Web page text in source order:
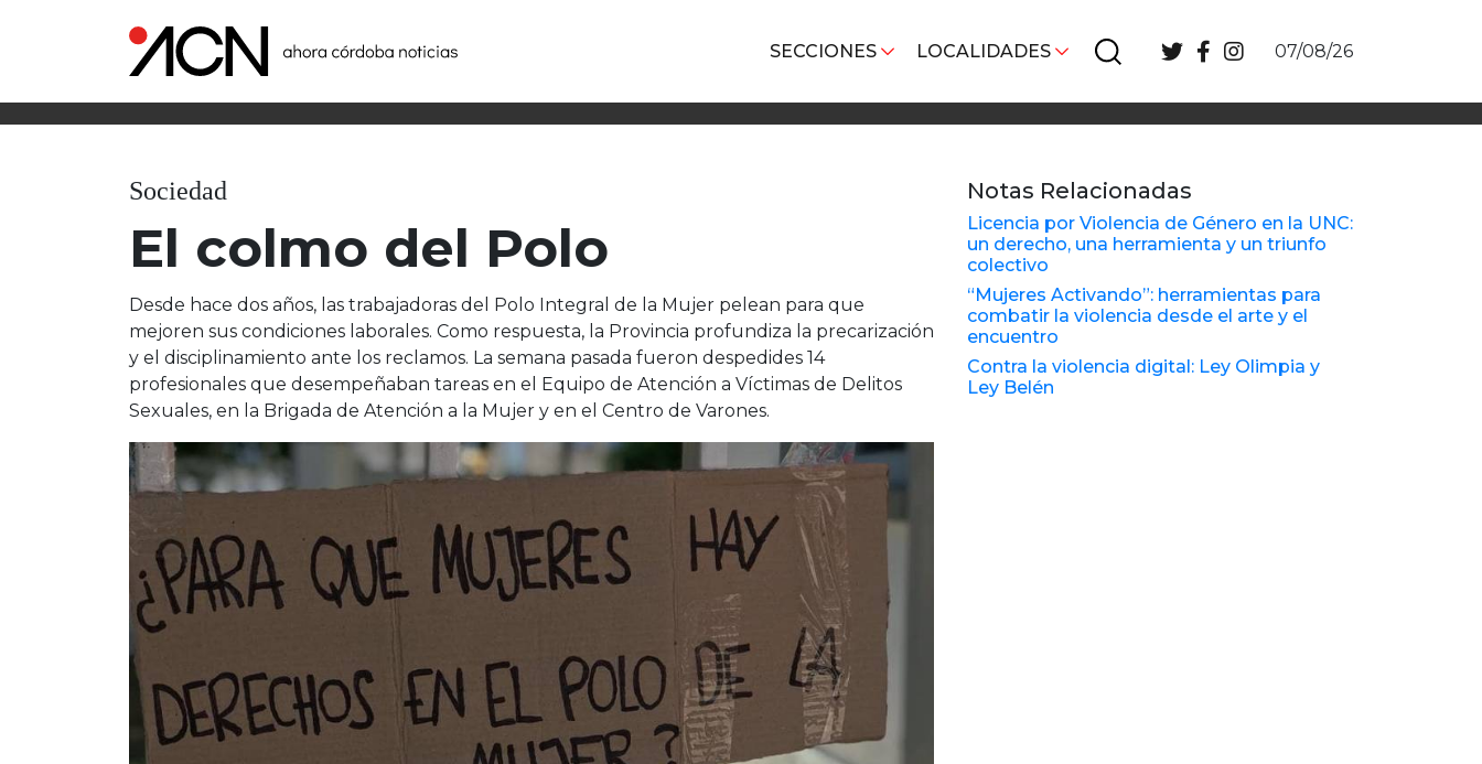
SECCIONES LOCALIDADES 07/08/26
Sociedad
El colmo del Polo
Desde hace dos años, las trabajadoras del Polo Integral de la Mujer pelean para que
mejoren sus condiciones laborales. Como respuesta, la Provincia profundiza la precarización
y el disciplinamiento ante los reclamos. La semana pasada fueron despedides 14
profesionales que desempeñaban tareas en el Equipo de Atención a Víctimas de Delitos
Sexuales, en la Brigada de Atención a la Mujer y en el Centro de Varones.
Notas Relacionadas
Licencia por Violencia de Género en la UNC:
un derecho, una herramienta y un triunfo
colectivo
“Mujeres Activando”: herramientas para
combatir la violencia desde el arte y el
encuentro
Contra la violencia digital: Ley Olimpia y
Ley Belén